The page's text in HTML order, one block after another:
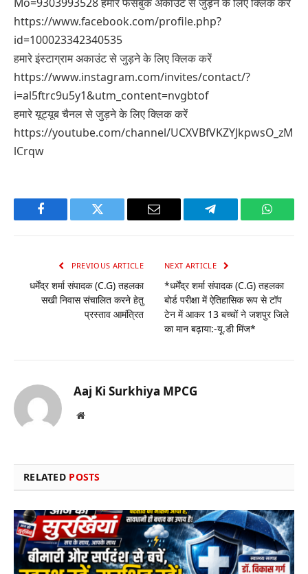
https://www.facebook.com/profile.php?
id=100023342340535
हमारे इंस्टाग्राम अकाउंट से जुड़ने के लिए क्लिक करें
https://www.instagram.com/invites/contact/?
i=al5ftrc9u5y1&utm_content=nvgbtof
हमारे यूट्यूब चैनल से जुड़ने के लिए क्लिक करें
https://youtube.com/channel/UCXVBfVKZYJkpwsO_zM
lCrqw
Facebook Twitter Email Telegram
PREVIOUS ARTICLE
धर्मेंद्र शर्मा संपादक (C.G) तहलका
सखी निवास संचालित करने हेतु
प्रस्ताव आमंत्रित
NEXT ARTICLE
*धर्मेंद्र शर्मा संपादक (C.G) तहलका
बोर्ड परीक्षा में ऐतिहासिक रूप से टॉप
टेन में आकर 13 बच्चों ने जशपुर जिले
का मान बढ़ाया:-यू.डी मिंज*
Aaj Ki Surkhiya MPCG
Website
RELATED POSTS